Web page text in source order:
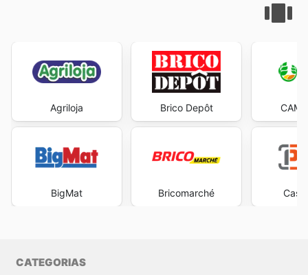
Agriloja
BigMat
Brico Depôt
Bricomarché
CATEGORIAS